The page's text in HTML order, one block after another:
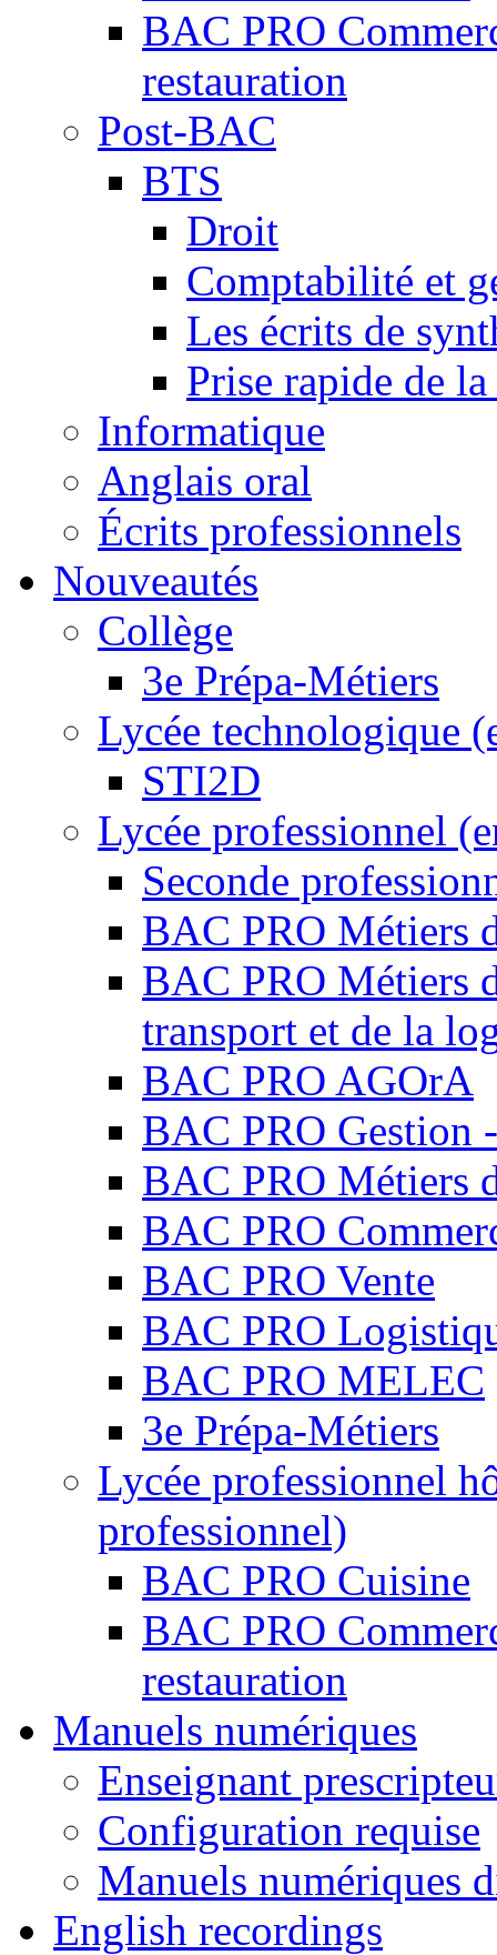
BAC PRO
restauration
Post-BAC
BTS
Droit
Comptabilité et
Les écrits de
Prise rapide de
Informatique
Anglais oral
Écrits professionnels
Nouveautés
Collège
3e Prépa-Métiers
Lycée technologique
STI2D
Lycée professionnel
Seconde
BAC PRO Métiers
BAC PRO Métiers
transport et de la
BAC PRO AGOrA
BAC PRO Gestion
BAC PRO Métiers
BAC PRO
BAC PRO Vente
BAC PRO
BAC PRO MELEC
3e Prépa-Métiers
Lycée professionnel
professionnel)
BAC PRO Cuisine
BAC PRO
restauration
Manuels numériques
Enseignant
Configuration requise
Manuels numériques
English recordings